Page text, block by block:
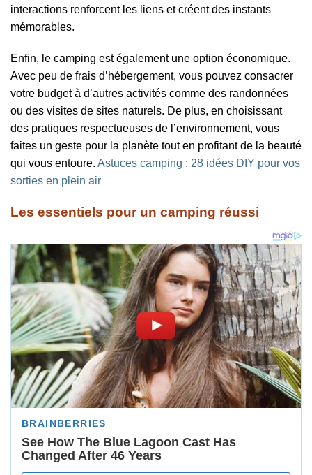
interactions renforcent les liens et créent des instants
mémorables.
Enfin, le camping est également une option économique.
Avec peu de frais d’hébergement, vous pouvez consacrer
votre budget à d’autres activités comme des randonnées
ou des visites de sites naturels. De plus, en choisissant
des pratiques respectueuses de l’environnement, vous
faites un geste pour la planète tout en profitant de la beauté
qui vous entoure. Astuces camping : 28 idées DIY pour vos
sorties en plein air
Les essentiels pour un camping réussi